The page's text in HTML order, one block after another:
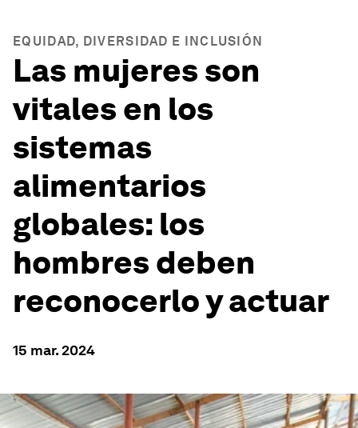
EQUIDAD, DIVERSIDAD E INCLUSIÓN
Las mujeres son
vitales en los
sistemas
alimentarios
globales: los
hombres deben
reconocerlo y actuar
15 mar. 2024